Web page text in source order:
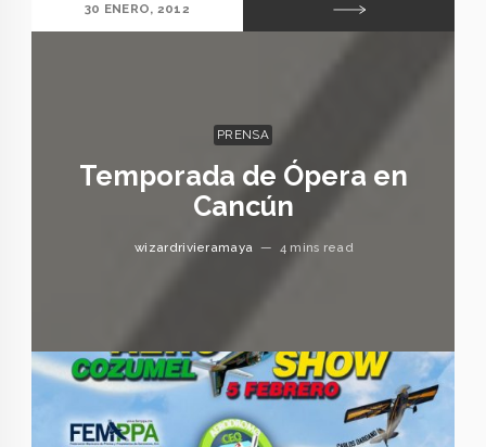
30 ENERO, 2012
PRENSA
Temporada de Ópera en
Cancún
wizardrivieramaya — 4 mins read